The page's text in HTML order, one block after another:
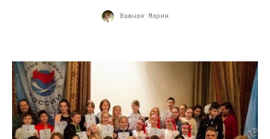
Важная Мария